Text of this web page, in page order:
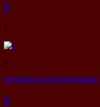
1
1
1
Schreibe einen Kommentar
1